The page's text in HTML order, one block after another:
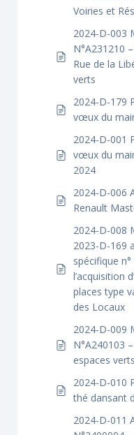
Voiries et
2024-D-003
N°A231210
Rue de la
verts
2024-D-179
vœux du
2024-D-001
vœux du
2024
2024-D-006
Renault
2024-D-008
2023-D-169
spécifique
l’acquisition
places type
des Locaux
2024-D-009
N°A240103
espaces verts
2024-D-010
thé dansant
2024-D-011